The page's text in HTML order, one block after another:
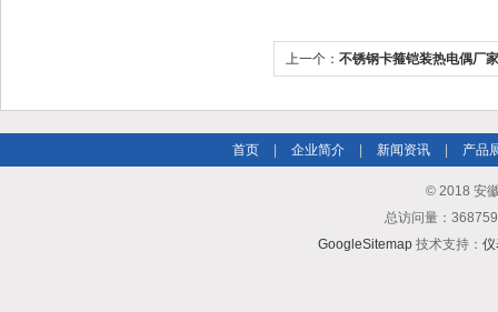
上一个： 不锈钢卡箍铠装热电偶厂家
首页 企业简介 新闻资讯 产品
© 2018 安
总访问量：
GoogleSitemap技术支持： 仪